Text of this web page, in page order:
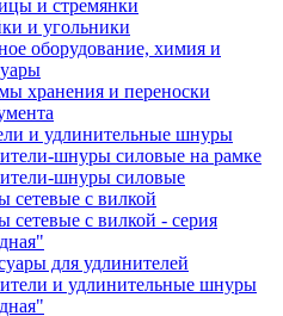
и стремянки
и угольники
оборудование, химия и
хранения и переноски
и удлинительные шнуры
шнуры силовые на рамке
шнуры силовые
с вилкой
с вилкой - серия
для удлинителей
и удлинительные шнуры